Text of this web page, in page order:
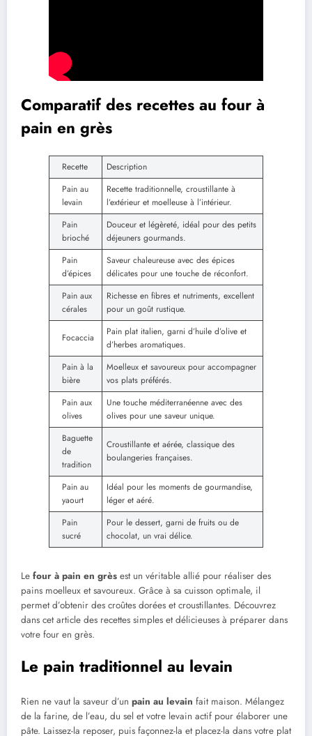
Comparatif des recettes au four à
pain en grès
Recette
Description
Pain au
levain
Recette traditionnelle, croustillante à
l’extérieur et moelleuse à l’intérieur.
Pain
brioché
Douceur et légèreté, idéal pour des petits
déjeuners gourmands.
Pain
d’épices
Saveur chaleureuse avec des épices
délicates pour une touche de réconfort.
Pain aux
cérales
Richesse en fibres et nutriments, excellent
pour un goût rustique.
Focaccia
Pain plat italien, garni d’huile d’olive et
d’herbes aromatiques.
Pain à la
bière
Moelleux et savoureux pour accompagner
vos plats préférés.
Pain aux
olives
Une touche méditerranéenne avec des
olives pour une saveur unique.
Baguette
de
tradition
Croustillante et aérée, classique des
boulangeries françaises.
Pain au
yaourt
Idéal pour les moments de gourmandise,
léger et aéré.
Pain
sucré
Pour le dessert, garni de fruits ou de
chocolat, un vrai délice.
Le four à pain en grès est un véritable allié pour réaliser des
pains moelleux et savoureux. Grâce à sa cuisson optimale, il
permet d’obtenir des croûtes dorées et croustillantes. Découvrez
dans cet article des recettes simples et délicieuses à préparer dans
votre four en grès.
Le pain traditionnel au levain
Rien ne vaut la saveur d’un pain au levain fait maison. Mélangez
de la farine, de l’eau, du sel et votre levain actif pour élaborer une
pâte. Laissez-la reposer, puis façonnez-la et placez-la dans votre plat